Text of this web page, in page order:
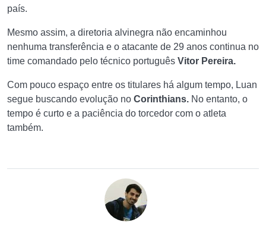
país.
Mesmo assim, a diretoria alvinegra não encaminhou
nenhuma transferência e o atacante de 29 anos continua no
time comandado pelo técnico português Vitor Pereira.
Com pouco espaço entre os titulares há algum tempo, Luan
segue buscando evolução no Corinthians. No entanto, o
tempo é curto e a paciência do torcedor com o atleta
também.